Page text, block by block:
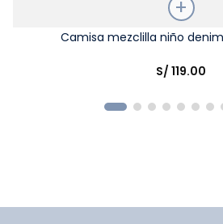
Camisa mezclilla niño denim
S/119.00